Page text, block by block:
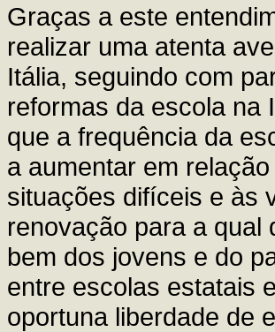
Graças a este
realizar uma atenta
Itália, seguindo com
reformas da escola na
que a frequência da
a aumentar em
situações difíceis e às
renovação para a qual
bem dos jovens e do
entre escolas estatais
oportuna liberdade de